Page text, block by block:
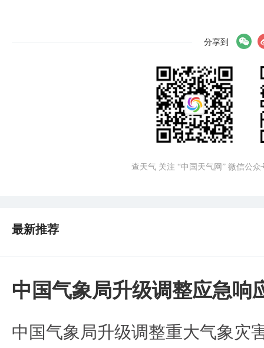
分享到
查天气 关注 “中国天气网” 微信公众
最新推荐
中国气象局升级调整应急响
中国气象局升级调整重大气象灾